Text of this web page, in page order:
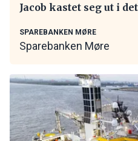
Jacob kastet seg ut i
SPAREBANKEN MØRE
Sparebanken Møre